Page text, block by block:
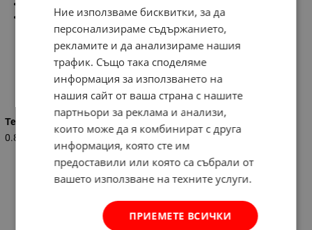
Резба:5/8"
Характеристики
Тегло (кг.)
0.800
Ние използваме бисквитки, за да
персонализираме съдържанието,
рекламите и да анализираме нашия
трафик. Също така споделяме
информация за използването на
нашия сайт от ваша страна с нашите
партньори за реклама и анализи,
които може да я комбинират с друга
информация, която сте им
предоставили или която са събрали от
вашето използване на техните услуги.
ПРИЕМЕТЕ ВСИЧКИ